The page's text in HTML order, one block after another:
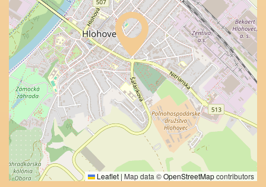
Leaflet | Map data ©OpenStreetMapcontributors